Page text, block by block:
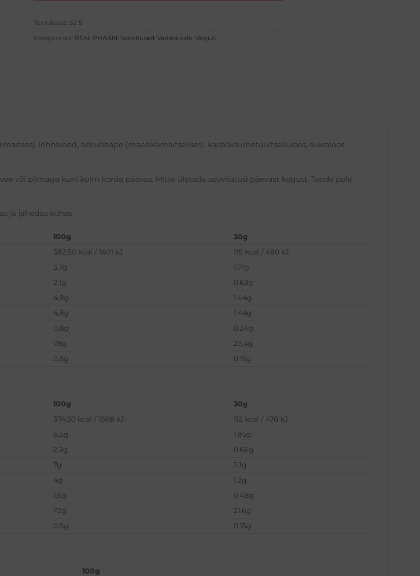
Tootekood: 5215
Kategooriad: REAL PHARM Soovitused Vadakuvalk Valgud
lõhnained, sidrunhape (maasikamaitselises), karboksümetüültselluloos, sukraloos,
või piimaga kuni kolm korda päevas. Mitte ületada soovitatud päevast kogust. Toode pole
ja jahedas kohas.
100g
30g
382,50 kcal / 1601 kJ
115 kcal / 480 kJ
5,7g
1,71g
2,1g
0,63g
4,8g
1,44g
4,8g
1,44g
0,8g
0,24g
78g
23,4g
0,5g 0,15g
100g
30g
374,50 kcal / 1568 kJ
112 kcal / 470 kJ
6,5g
1,95g
2,2g
0,66g
7g
2,1g
4g
1,2g
1,6g
0,48g
72g
21,6g
0,5g 0,15g
100g